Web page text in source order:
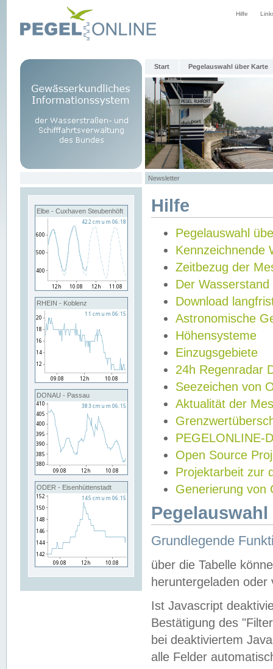
Hilfe
Start Pegelauswahl über Karte
Newsletter
Elbe - Cuxhaven Steubenhöft
RHEIN - Koblenz
DONAU - Passau
ODER - Eisenhüttenstadt
Hilfe
Pegelauswahl
Kennzeichnende
Zeitbezug der
Der Wasserstand
Download
Astronomische
Höhensysteme
Einzugsgebiete
24h Regenradar
Seezeichen von
Aktualität der
PEGELONLINE-
Open Source
Projektarbeit zur
Generierung von
Grundlegende
über die Tabelle
heruntergeladen oder
Ist Javascript
Bestätigung des
bei deaktiviertem
alle Felder